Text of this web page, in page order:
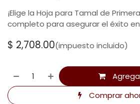
¡Elige la Hoja para Tamal de
completo para asegurar el éxito
$ 2,708.00(impuesto incluido)
Comprar